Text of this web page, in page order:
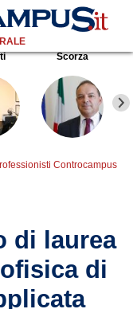
Scorza
Controcampus
di laurea
di